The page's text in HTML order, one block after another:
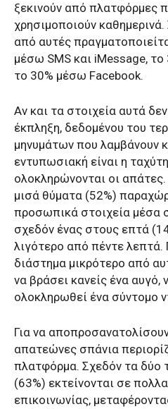
ξεκινούν από πλατφόρμες
χρησιμοποιούν
από αυτές
μέσω SMS και iMessage,
το 30% μέσω Facebook.
Αν και τα στοιχεία αυτά
έκπληξη, δεδομένου του
μηνυμάτων που λαμβάνουν
εντυπωσιακή είναι η
ολοκληρώνονται οι
μισά θύματα (52%)
προσωπικά στοιχεία μέσα
σχεδόν ένας στους επτά
λιγότερο από πέντε λεπτά.
διάστημα μικρότερο από
να βράσει κανείς ένα αυγό,
ολοκληρωθεί ένα σύντομο
Για να
απατεώνες σπάνια
πλατφόρμα. Σχεδόν τα δύο
(63%) εκτείνονται σε
επικοινωνίας,